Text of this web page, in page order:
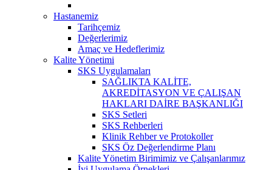
Hastanemiz
Tarihçemiz
Değerlerimiz
Amaç ve Hedeflerimiz
Kalite Yönetimi
SKS Uygulamaları
SAĞLIKTA KALİTE,
AKREDİTASYON VE ÇALIŞAN
HAKLARI DAİRE BAŞKANLIĞI
SKS Setleri
SKS Rehberleri
Klinik Rehber ve Protokoller
SKS Öz Değerlendirme Planı
Kalite Yönetim Birimimiz ve Çalışanlarımız